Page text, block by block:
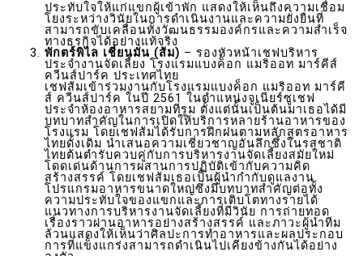
ประทับใจให้แก่แขกผู้เข้าพัก แสดงให้เห็นถึงความเชื่อม
โยงระหว่างวินัยในการดำเนินงานและความยั่งยืนที่
สามารถขับเคลื่อนทั้งวัฒนธรรมองค์กรและความสำเร็จ
ทางธุรกิจได้อย่างแท้จริง
พักตร์พิไล เชี่ยนมั่น (ส้ม) – รองหัวหน้าเชฟบริหาร
ประจำงานจัดเลี้ยง โรงแรมแบงค็อก แมริออท มาร์คีส์
ควีนส์ปาร์ค ประเทศไทย
เชฟส้มเข้าร่วมงานกับโรงแรมแบงค็อก แมริออท มาร์คี
ส์ ควีนส์ปาร์ค ในปี 2561 ในตำแหน่งจูเนียร์ซูเชฟ
ประจำห้องอาหารสยามทีรูม ตั้งแต่นั้นเป็นต้นมาเธอได้มี
บทบาทสำคัญในการเปิดให้บริการหลายร้านอาหารของ
โรงแรม โดยเชฟส้มได้รับการฝึกฝนตามหลักสูตรอาหาร
ไทยดั้งเดิม นำเสนอความเชี่ยวชาญอันลึกซึ้งในรสชาติ
ไทยต้นตำรับควบคู่กับการบริหารงานจัดเลี้ยงสมัยใหม่
โดดเด่นด้านการผสานการปฏิบัติเข้ากับความคิด
สร้างสรรค์ โดยเชฟส้มเธอเป็นผู้นำกำกับดูแลงาน
โปรแกรมอาหารขนาดใหญ่ซึ่งมีบทบาทสำคัญต่อทั้ง
ความประทับใจของแขกและการเติบโตทางรายได้
แนวทางการบริหารงานจัดเลี้ยงที่มีวินัย การถ่ายทอด
เรื่องราวผ่านอาหารอย่างสร้างสรรค์ และภาวะผู้นำทีม
ล้วนแสดงให้เห็นว่าศิลปะการทำอาหารและผลประกอบ
การที่แข็งแกร่งสามารถดำเนินไปเคียงข้างกันได้อย่าง